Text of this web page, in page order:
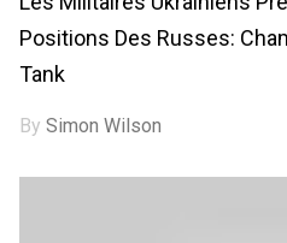
Positions Des Russes:
Tank
BySimon Wilson